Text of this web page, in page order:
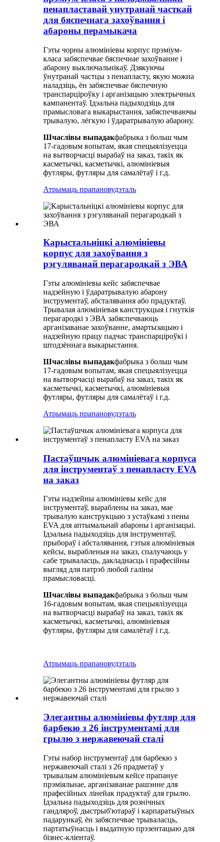
пенапластавай унутранай часткай
для бяспечнага захоўвання і
абароны перамыкача
Гэты чорны алюмініевы корпус прэміум-
класа забяспечвае бяспечнае захоўванне і
абарону выключальнікаў. Дзякуючы
ўнутранай частцы з пенапласту, якую можна
наладзіць, ён забяспечвае бяспечную
транспарціроўку і арганізацыю электрычных
кампанентаў. Ідэальна падыходзіць для
прамысловага выкарыстання, забяспечваючы
трывалую, лёгкую і ўдаратрывалую абарону.
Шчаслівы выпадакфабрыка з больш чым
17-гадовым вопытам, якая спецыялізуецца
на вытворчасці вырабаў на заказ, такіх як
касметычкі, касметычкі, алюмініевыя
футляры, футляры для самалётаў і г.д.
Атрымаць прапановудэталь
Карыстальніцкі алюмініевы
корпус для захоўвання з
рэгуляванай перагародкай з ЭВА
Гэты алюмініевы кейс забяспечвае
надзейную і ўдаратрывалую абарону
інструментаў, абсталявання або прадуктаў.
Трывалая алюмініевая канструкцыя і гнуткія
перагародкі з ЭВА забяспечваюць
арганізаванае захоўванне, амартызацыю і
надзейную працу падчас транспарціроўкі і
штодзённага выкарыстання.
Шчаслівы выпадакфабрыка з больш чым
17-гадовым вопытам, якая спецыялізуецца
на вытворчасці вырабаў на заказ, такіх як
касметычкі, касметычкі, алюмініевыя
футляры, футляры для самалётаў і г.д.
Атрымаць прапановудэталь
Пастаўшчык алюмініевага корпуса
для інструментаў з пенапласту EVA
на заказ
Гэты надзейны алюмініевы кейс для
інструментаў, выраблены на заказ, мае
трывалую канструкцыю з устаўкамі з пены
EVA для аптымальнай абароны і арганізацыі.
Ідэальна падыходзіць для інструментаў,
прыбораў і абсталявання, гэтыя алюмініевыя
кейсы, вырабленыя на заказ, спалучаюць у
сабе трываласць, дакладнасць і прафесійны
выгляд для патрэб любой галіны
прамысловасці.
Шчаслівы выпадакфабрыка з больш чым
16-гадовым вопытам, якая спецыялізуецца
на вытворчасці вырабаў на заказ, такіх як
касметычкі, касметычкі, алюмініевыя
футляры, футляры для самалётаў і г.д.
Атрымаць прапановудэталь
Элегантны алюмініевы футляр для
барбекю з 26 інструментамі для
грылю з нержавеючай сталі
Гэты набор інструментаў для барбекю з
нержавеючай сталі з 26 прадметаў у
трывалым алюмініевым кейсе прапануе
прэміяльнае, арганізаванае рашэнне для
прафесійных лінейак прадуктаў для грылю.
Ідэальна падыходзіць для рознічных
гандляроў, дыстрыб'ютараў і карпаратыўных
падарункаў, ён забяспечвае трываласць,
партатыўнасць і выдатную прэзентацыю для
бізнес-кліентаў.